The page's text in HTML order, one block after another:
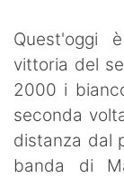
Contatti
Quest'oggi
vittoria del
2000 i
seconda
distanza dal
banda di